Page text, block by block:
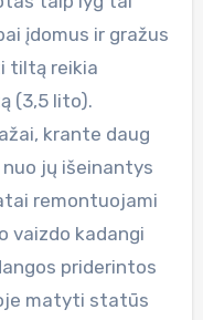
įdomus ir gražus
tiltą reikia
(3,5 lito).
krante daug
jų išeinantys
remontuojami
vaizdo kadangi
priderintos
matyti statūs